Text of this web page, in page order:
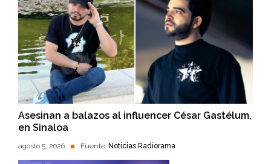
Asesinan a balazos al influencer César Gastélum,
en Sinaloa
agosto 5, 2026 Fuente: Noticias Radiorama